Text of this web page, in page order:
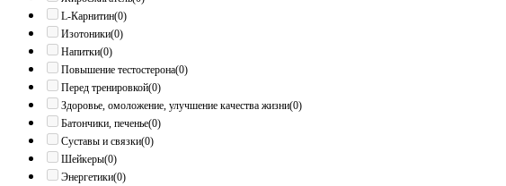
L-Карнитин(0)
Изотоники(0)
Напитки(0)
Повышение тестостерона(0)
Перед тренировкой(0)
Здоровье, омоложение, улучшение качества жизни(0)
Батончики, печенье(0)
Суставы и связки(0)
Шейкеры(0)
Энергетики(0)